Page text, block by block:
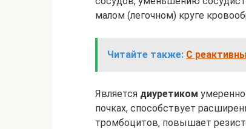
малом (легочном) круге
Читайте также: С
Является диуретиком
почках, способствует
тромбоцитов, повышает